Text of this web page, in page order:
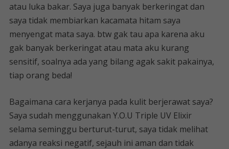
atau luka bakar. Saya juga banyak berkeringat dan
saya tidak membiarkan kacamata hitam saya
menyengat mata saya. btw gak tau apa karena aku
gak banyak berkeringat atau mata aku kurang
sensitif, soalnya ada yang bilang agak sakit pakainya,
tiap orang beda!
Bagaimana cara kerjanya pada kulit berjerawat saya?
Saya sudah menggunakan Y.O.U Triple UV Elixir
selama seminggu berturut-turut, saya tidak melihat
adanya reaksi negatif, sejauh ini aman dan tidak